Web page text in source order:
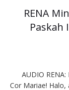
RENA
Paskah
AUDIO RENA:
Cor Mariae! Halo,